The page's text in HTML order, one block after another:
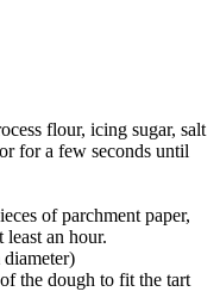
flour, icing sugar, salt
for a few seconds until
of parchment paper,
an hour.
the dough to fit the tart